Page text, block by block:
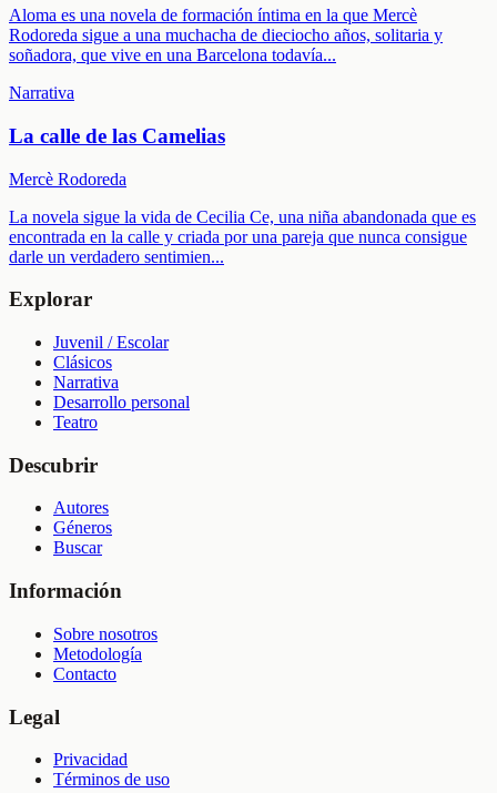
Aloma es una novela de formación íntima en la que Mercè
Rodoreda sigue a una muchacha de dieciocho años, solitaria y
soñadora, que vive en una Barcelona todavía...
Narrativa
La calle de las Camelias
Mercè Rodoreda
La novela sigue la vida de Cecilia Ce, una niña abandonada que es
encontrada en la calle y criada por una pareja que nunca consigue
darle un verdadero sentimien...
Explorar
Juvenil / Escolar
Clásicos
Narrativa
Desarrollo personal
Teatro
Descubrir
Autores
Géneros
Buscar
Información
Sobre nosotros
Metodología
Contacto
Legal
Privacidad
Términos de uso